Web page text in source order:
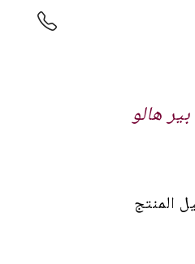
هالو
المنتج